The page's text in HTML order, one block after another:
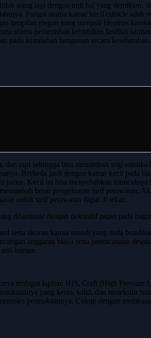
asing lagi dengan unit hal yang demikian.
Fungsi utama kamar kecil cubicle
tampilan elegan yang menjadi identitas
utama pemenuhan kebutuhan fasilitas
pada keindahan bangunan secara
rapi sehingga bisa menambah segi
Berbeda jauh dengan kamar kecil pada
Kecil ini bisa menyebabkan
besar pengeluaran tarif
untuk tarif perawatan dapat di tekan.
dilaminasi dengan dekoratif paper pada
serta ukuran kamar mandi yang anda
anggaran biaya serta perencanaan
kuman.
terdapat lapisan HPL Craft (High Pressure
yang keras, solid, dan bertekstur
permukaannya. Cukup dengan